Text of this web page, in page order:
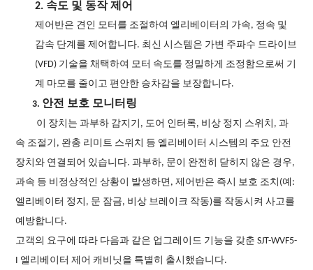
2. 속도 및 동작 제어
제어반은 견인 모터를 조절하여 엘리베이터의 가속, 정속 및
감속 단계를 제어합니다. 최신 시스템은 가변 주파수 드라이브
(VFD) 기술을 채택하여 모터 속도를 정밀하게 조정함으로써 기
계 마모를 줄이고 편안한 승차감을 보장합니다.
3. 안전 보호 모니터링
이 장치는 과부하 감지기, 도어 인터록, 비상 정지 스위치, 과
속 조절기, 완충 리미트 스위치 등 엘리베이터 시스템의 주요 안전
장치와 연결되어 있습니다. 과부하, 문이 완전히 닫히지 않은 경우,
과속 등 비정상적인 상황이 발생하면, 제어반은 즉시 보호 조치(예:
엘리베이터 정지, 문 잠금, 비상 브레이크 작동)를 작동시켜 사고를
예방합니다.
고객의 요구에 따라 다음과 같은 업그레이드 기능을 갖춘 SJT-WVF5-
I 엘리베이터 제어 캐비닛을 특별히 출시했습니다.